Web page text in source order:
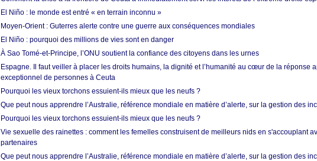
El Niño : le monde est entré « en terrain inconnu »
Moyen-Orient : Guterres alerte contre une guerre aux conséquences mondiales
El Niño : pourquoi des millions de vies sont en danger
À Sao Tomé-et-Principe, l’ONU soutient la confiance des citoyens dans les urnes
Espagne. Il faut veiller à placer les droits humains, la dignité et l’humanité au cœur de la réponse
exceptionnel de personnes à Ceuta
Pourquoi les vieux torchons essuient-ils mieux que les neufs ?
Que peut nous apprendre l’Australie, référence mondiale en matière d’alerte, sur la gestion des
Pourquoi les vieux torchons essuient-ils mieux que les neufs ?
Vie sexuelle des rainettes : comment les femelles construisent de meilleurs nids en s'accouplant
partenaires
Que peut nous apprendre l’Australie, référence mondiale en matière d’alerte, sur la gestion des